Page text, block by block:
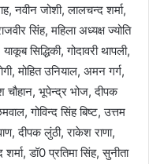
नवीन जोशी, लालचन्द शर्मा,
सिंह, महिला अध्यक्ष ज्योति
सिद्धिकी, गोदावरी थापली,
मोहित उनियाल, अमन गर्ग,
चौहान, भूपेन्द्र भोज, दीपक
गोविन्द सिंह बिष्ट, उत्तम
दीपक लुंठी, राकेश राणा,
डॉ0 प्रतिमा सिंह, सुनीता